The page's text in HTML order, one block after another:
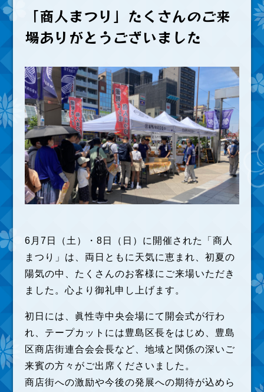
「商人まつり」たくさんのご来
場ありがとうございました
6月7日（土）・8日（日）に開催された「商人
まつり」は、両日ともに天気に恵まれ、初夏の
陽気の中、たくさんのお客様にご来場いただき
ました。心より御礼申し上げます。
初日には、眞性寺中央会場にて開会式が行わ
れ、テープカットには豊島区長をはじめ、豊島
区商店街連合会会長など、地域と関係の深いご
来賓の方々がご出席くださいました。
商店街への激励や今後の発展への期待が込めら